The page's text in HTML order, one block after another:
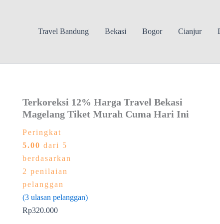
Travel Bandung Bekasi Bogor Cianjur
Terkoreksi 12% Harga Travel Bekasi
Magelang Tiket Murah Cuma Hari Ini
Peringkat
5.00 dari 5
berdasarkan
2 penilaian
pelanggan
(3ulasan pelanggan)
Rp320.000